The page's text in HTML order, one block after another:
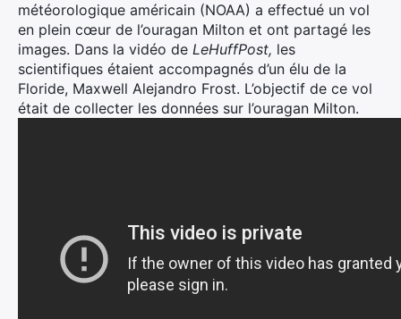
météorologique américain (NOAA) a effectué un vol
en plein cœur de l’ouragan Milton et ont partagé les
images. Dans la vidéo de LeHuffPost, les
scientifiques étaient accompagnés d’un élu de la
Floride, Maxwell Alejandro Frost. L’objectif de ce vol
était de collecter les données sur l’ouragan Milton.